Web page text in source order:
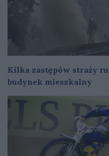
Kilka zastępów straży
budynek mieszkalny